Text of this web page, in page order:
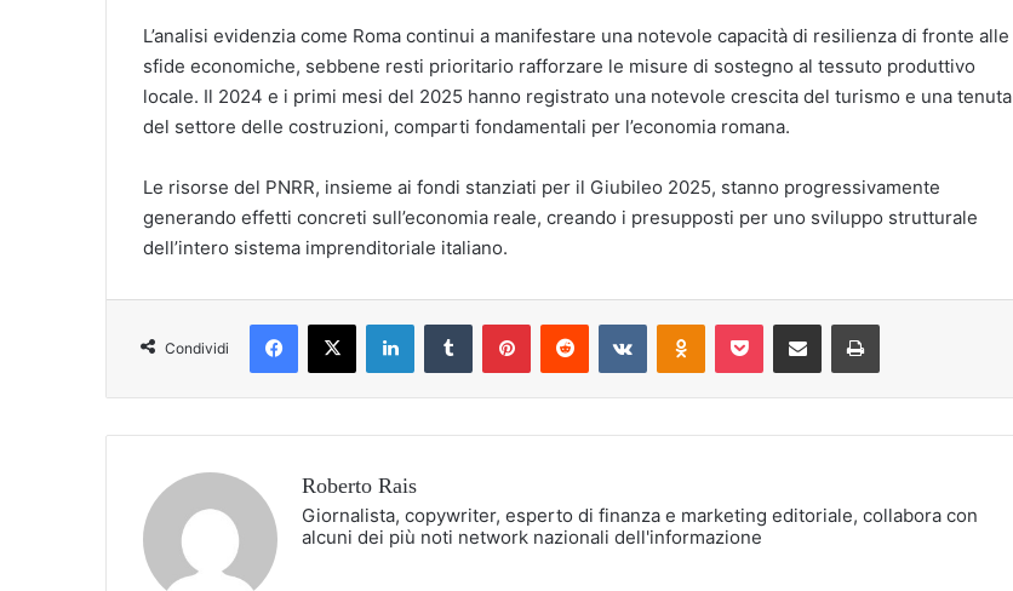
L’analisi evidenzia come Roma continui a manifestare una notevole capacità di resilienza di fronte alle
sfide economiche, sebbene resti prioritario rafforzare le misure di sostegno al tessuto produttivo
locale. Il 2024 e i primi mesi del 2025 hanno registrato una notevole crescita del turismo e una tenuta
del settore delle costruzioni, comparti fondamentali per l’economia romana.
Le risorse del PNRR, insieme ai fondi stanziati per il Giubileo 2025, stanno progressivamente
generando effetti concreti sull’economia reale, creando i presupposti per uno sviluppo strutturale
dell’intero sistema imprenditoriale italiano.
Condividi
Facebook
X LinkedInTumblrPinterestRedditVKontakteOdnoklassniki
PocketCondividi via Email Stampa
Roberto Rais
Giornalista, copywriter, esperto di finanza e marketing editoriale, collabora con
alcuni dei più noti network nazionali dell'informazione